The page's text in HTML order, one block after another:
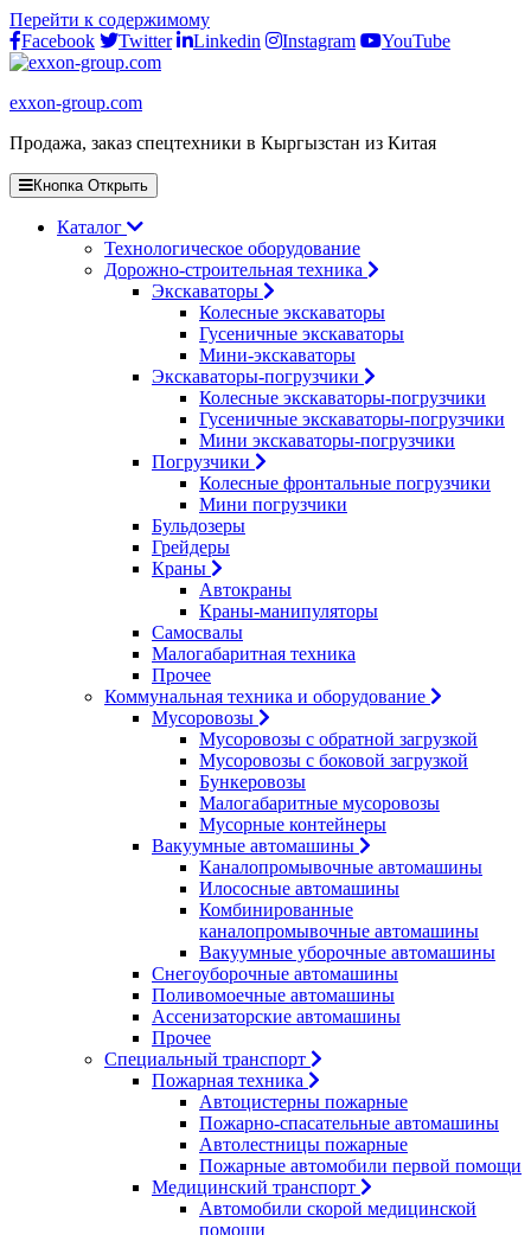
Перейти к содержимому
Facebook
Twitter Linkedin Instagram YouTube
exxon-group.com
Продажа, заказ спецтехники в Кыргызстан из Китая
Кнопка Открыть
Каталог
Технологическое оборудование
Дорожно-строительная техника
Экскаваторы
Колесные экскаваторы
Гусеничные экскаваторы
Мини-экскаваторы
Экскаваторы-погрузчики
Колесные экскаваторы-погрузчики
Гусеничные экскаваторы-погрузчики
Мини экскаваторы-погрузчики
Погрузчики
Колесные фронтальные погрузчики
Мини погрузчики
Бульдозеры
Грейдеры
Краны
Автокраны
Краны-манипуляторы
Самосвалы
Малогабаритная техника
Прочее
Коммунальная техника и оборудование
Мусоровозы
Мусоровозы с обратной загрузкой
Мусоровозы с боковой загрузкой
Бункеровозы
Малогабаритные мусоровозы
Мусорные контейнеры
Вакуумные автомашины
Каналопромывочные автомашины
Илососные автомашины
Комбинированные
каналопромывочные автомашины
Вакуумные уборочные автомашины
Снегоуборочные автомашины
Поливомоечные автомашины
Ассенизаторские автомашины
Прочее
Специальный транспорт
Пожарная техника
Автоцистерны пожарные
Пожарно-спасательные автомашины
Автолестницы пожарные
Пожарные автомобили первой помощи
Медицинский транспорт
Автомобили скорой медицинской
помощи